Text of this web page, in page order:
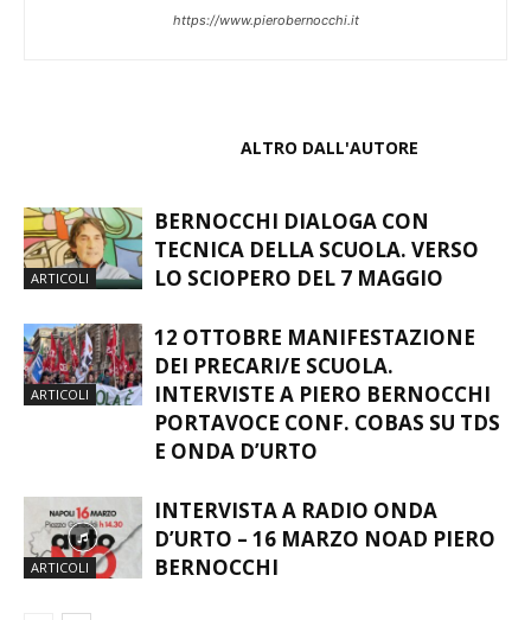
https://www.pierobernocchi.it
ALTRO DALL'AUTORE
ARTICOLI
BERNOCCHI DIALOGA CON
TECNICA DELLA SCUOLA. VERSO
LO SCIOPERO DEL 7 MAGGIO
ARTICOLI
12 OTTOBRE MANIFESTAZIONE
DEI PRECARI/E SCUOLA.
INTERVISTE A PIERO BERNOCCHI
PORTAVOCE CONF. COBAS SU TDS
E ONDA D’URTO
ARTICOLI
INTERVISTA A RADIO ONDA
D’URTO – 16 MARZO NOAD PIERO
BERNOCCHI